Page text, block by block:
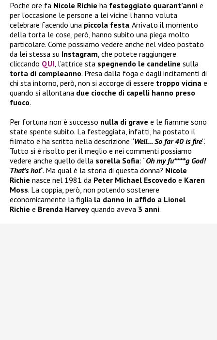
Poche ore fa Nicole Richie ha festeggiato quarant’anni e
per l’occasione le persone a lei vicine l’hanno voluta
celebrare facendo una piccola festa. Arrivato il momento
della torta le cose, però, hanno subito una piega molto
particolare. Come possiamo vedere anche nel video postato
da lei stessa su Instagram, che potete raggiungere
cliccando QUI, l’attrice sta spegnendo le candeline sulla
torta di compleanno. Presa dalla foga e dagli incitamenti di
chi sta intorno, però, non si accorge di essere troppo vicina e
quando si allontana due ciocche di capelli hanno preso
fuoco.
Per fortuna non è successo nulla di grave e le fiamme sono
state spente subito. La festeggiata, infatti, ha postato il
filmato e ha scritto nella descrizione “Well… So far 40 is fire“.
Tutto si è risolto per il meglio e nei commenti possiamo
vedere anche quello della sorella Sofia: “Oh my fu****g God!
That’s hot“. Ma qual è la storia di questa donna? Nicole
Richie nasce nel 1981 da Peter Michael Escovedo e Karen
Moss. La coppia, però, non potendo sostenere
economicamente la figlia la danno in affido a Lionel
Richie e Brenda Harvey quando aveva 3 anni.